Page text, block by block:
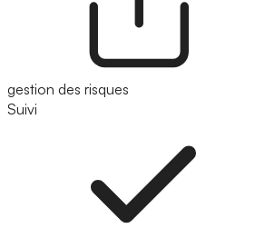
gestion des risques
Suivi